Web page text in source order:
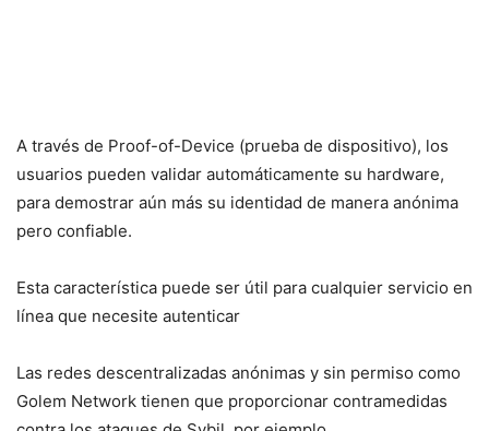
A través de Proof-of-Device (prueba de dispositivo), los
usuarios pueden validar automáticamente su hardware,
para demostrar aún más su identidad de manera anónima
pero confiable.
Esta característica puede ser útil para cualquier servicio en
línea que necesite autenticar
Las redes descentralizadas anónimas y sin permiso como
Golem Network tienen que proporcionar contramedidas